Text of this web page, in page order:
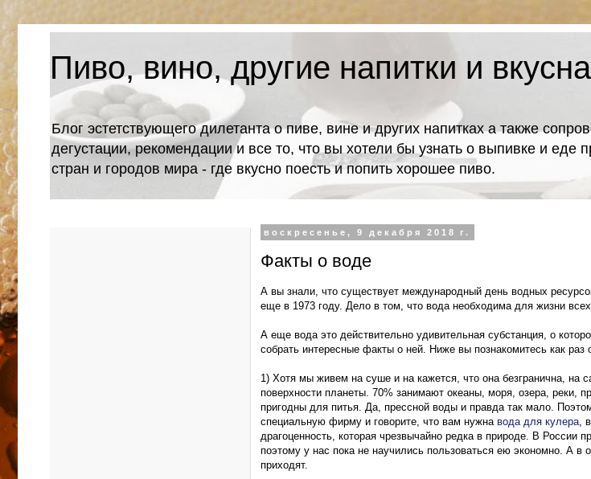
Пиво, вино, другие напитки и
Блог эстетствующего дилетанта о пиве, вине и других напитках а также
дегустации, рекомендации и все то, что вы хотели бы узнать о выпивке и еде
стран и городов мира - где вкусно поесть и попить хорошее пиво.
воскресенье, 9 декабря 2018 г.
Факты о воде
А вы знали, что существует международный день водных
еще в 1973 году. Дело в том, что вода необходима для жизни
А еще вода это действительно удивительная субстанция, о
собрать интересные факты о ней. Ниже вы познакомитесь как раз
1) Хотя мы живем на суше и на кажется, что она безгранична,
поверхности планеты. 70% занимают океаны, моря, озера, реки,
пригодны для питья. Да, прессной воды и правда так мало.
специальную фирму и говорите, что вам нужна вода для кулера ,
драгоценность, которая чрезвычайно редка в природе. В России
поэтому у нас пока не научились пользоваться ею экономно. А в
приходят.